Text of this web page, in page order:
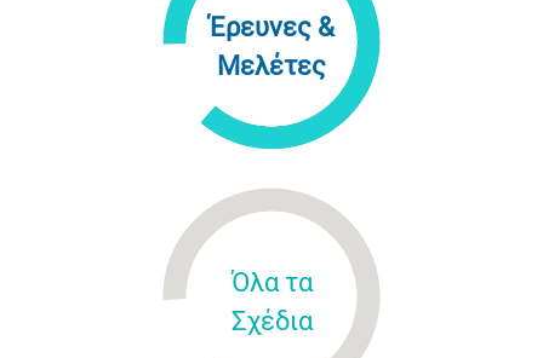
Έρευνες &
Μελέτες
Όλα τα
Σχέδια